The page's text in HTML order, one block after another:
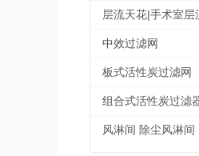
层流天花|手术室层
中效过滤网
板式活性炭过滤网
组合式活性炭过滤
风淋间 除尘风淋间